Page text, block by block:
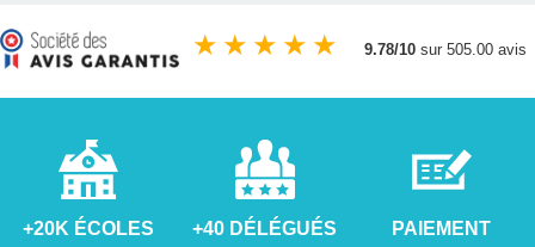
★ ★ ★ ★ ★ 9.78/10 sur 505.00 avis
+20K ÉCOLES +40 DÉLÉGUÉS PAIEMENT